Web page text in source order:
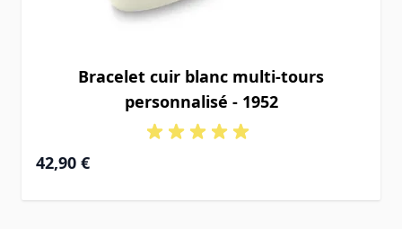
Bracelet cuir blanc multi-tours
personnalisé - 1952
42,90 €